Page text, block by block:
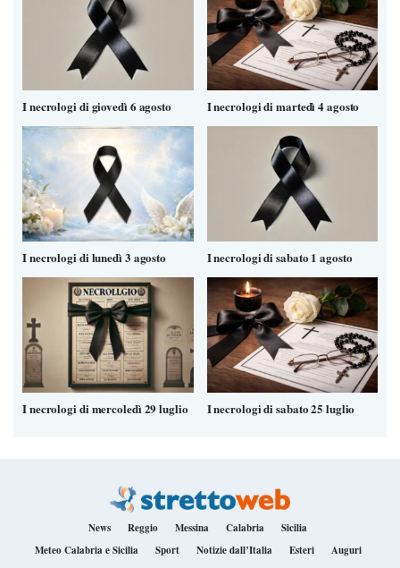
I necrologi di giovedì 6 agosto I necrologi di martedì 4 agosto
I necrologi di lunedì 3 agosto I necrologi di sabato 1 agosto
I necrologi di mercoledì 29 luglio I necrologi di sabato 25 luglio
News Reggio Messina Calabria
Sicilia
Meteo Calabria e Sicilia
Sport Notizie dall’Italia Esteri Auguri